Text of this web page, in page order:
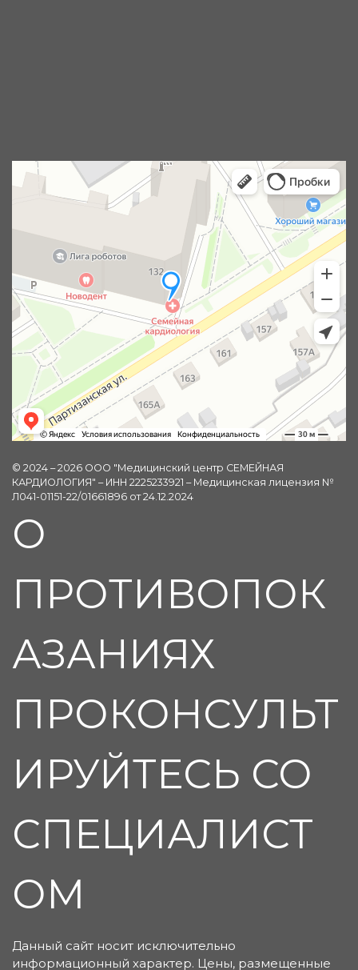
© 2024 – 2026 ООО "Медицинский центр СЕМЕЙНАЯ
КАРДИОЛОГИЯ" – ИНН 2225233921 – Медицинская лицензия №
Л041-01151-22/01661896 от 24.12.2024
О
ПРОТИВОПОК
АЗАНИЯХ
ПРОКОНСУЛЬТ
ИРУЙТЕСЬ СО
СПЕЦИАЛИСТ
ОМ
Данный сайт носит исключительно
информационный характер. Цены, размещенные